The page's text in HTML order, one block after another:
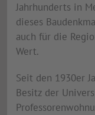
Jahrhunderts in
dieses
auch für die
Wert.
Seit den 1930er
Besitz der